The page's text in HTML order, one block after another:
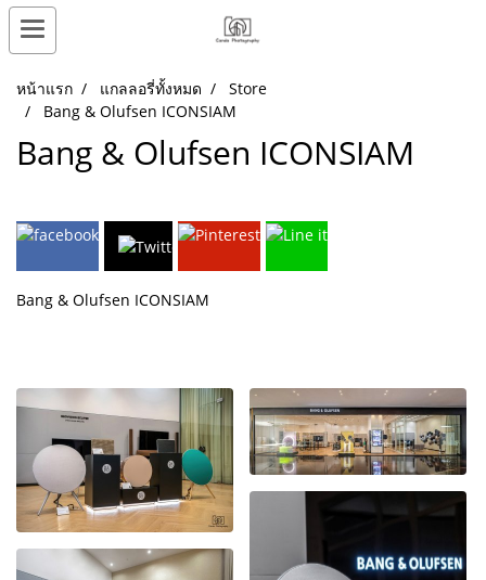
หน้าแรก แกลลอรี่ทั้งหมด
Store
Bang & Olufsen ICONSIAM
Bang & Olufsen ICONSIAM
Bang & Olufsen ICONSIAM